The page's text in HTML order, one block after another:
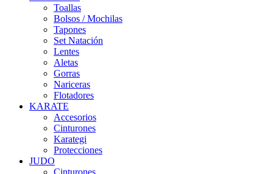
Toallas
Bolsos / Mochilas
Tapones
Set Natación
Lentes
Aletas
Gorras
Nariceras
Flotadores
KARATE
Accesorios
Cinturones
Karategi
Protecciones
JUDO